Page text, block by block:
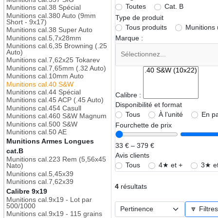
Munitions cal.38 Spécial
Munitions cal.380 Auto (9mm
Short - 9x17)
Munitions cal.38 Super Auto
Munitions cal.5,7x28mm
Munitions cal.6,35 Browning (.25
Auto)
Munitions cal.7,62x25 Tokarev
Munitions cal.7,65mm (.32 Auto)
Munitions cal.10mm Auto
Munitions cal.40 S&W
Munitions cal.44 Spécial
Munitions cal.45 ACP (.45 Auto)
Munitions cal.454 Casull
Munitions cal.460 S&W Magnum
Munitions cal.500 S&W
Munitions cal.50 AE
Munitions Armes Longues
cat.B
Munitions cal.223 Rem (5,56x45
Nato)
Munitions cal.5,45x39
Munitions cal.7,62x39
Calibre 9x19
Munitions cal.9x19 - Lot par
500/1000
Munitions cal.9x19 - 115 grains
Toutes
Cat. B
Type de produit
Tous produits
Munitions
Marque :
Calibre :
Disponibilité et format
Tous
À l’unité
En
Fourchette de prix
33 € – 379 €
Avis clients
Tous
4★ et + 3★
4 résultats
🔽 Filtres